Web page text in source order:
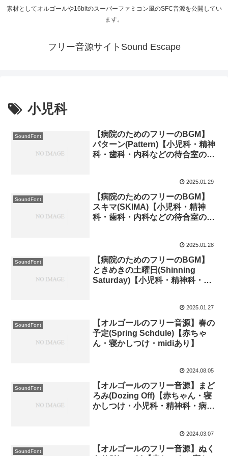
素材としてオルゴールや16bitのスーパーファミコン風のSFC音源を公開してい
ます。
フリー音源サイトSound Escape
小児科
SoundFont
【病院のためのフリーのBGM】
パターン(Pattern)【小児科・精神
科・歯科・内科などの待合室のた
2025.01.29
SoundFont
【病院のためのフリーのBGM】
スキマ(SKIMA)【小児科・精神
科・歯科・内科などの待合室のた
2025.01.28
SoundFont
【病院のためのフリーのBGM】
ときめきの土曜日(Shinning
Saturday)【小児科・精神科・歯
2025.01.27
SoundFont
【オルゴールのフリー音源】春の
予定(Spring Schdule)【赤ちゃ
ん・寝かしつけ・midiあり】
2024.08.05
SoundFont
【オルゴールのフリー音源】まど
ろみ(Dozing Off)【赤ちゃん・寝
かしつけ・小児科・精神科・病
2024.03.07
SoundFont
【オルゴールのフリー音源】ぬく